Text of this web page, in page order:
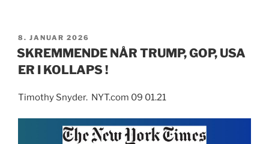
PUBLISERT
8. JANUAR 2026
SKREMMENDE NÅR TRUMP, GOP, USA
ER I KOLLAPS !
Timothy Snyder. NYT.com 09 01.21